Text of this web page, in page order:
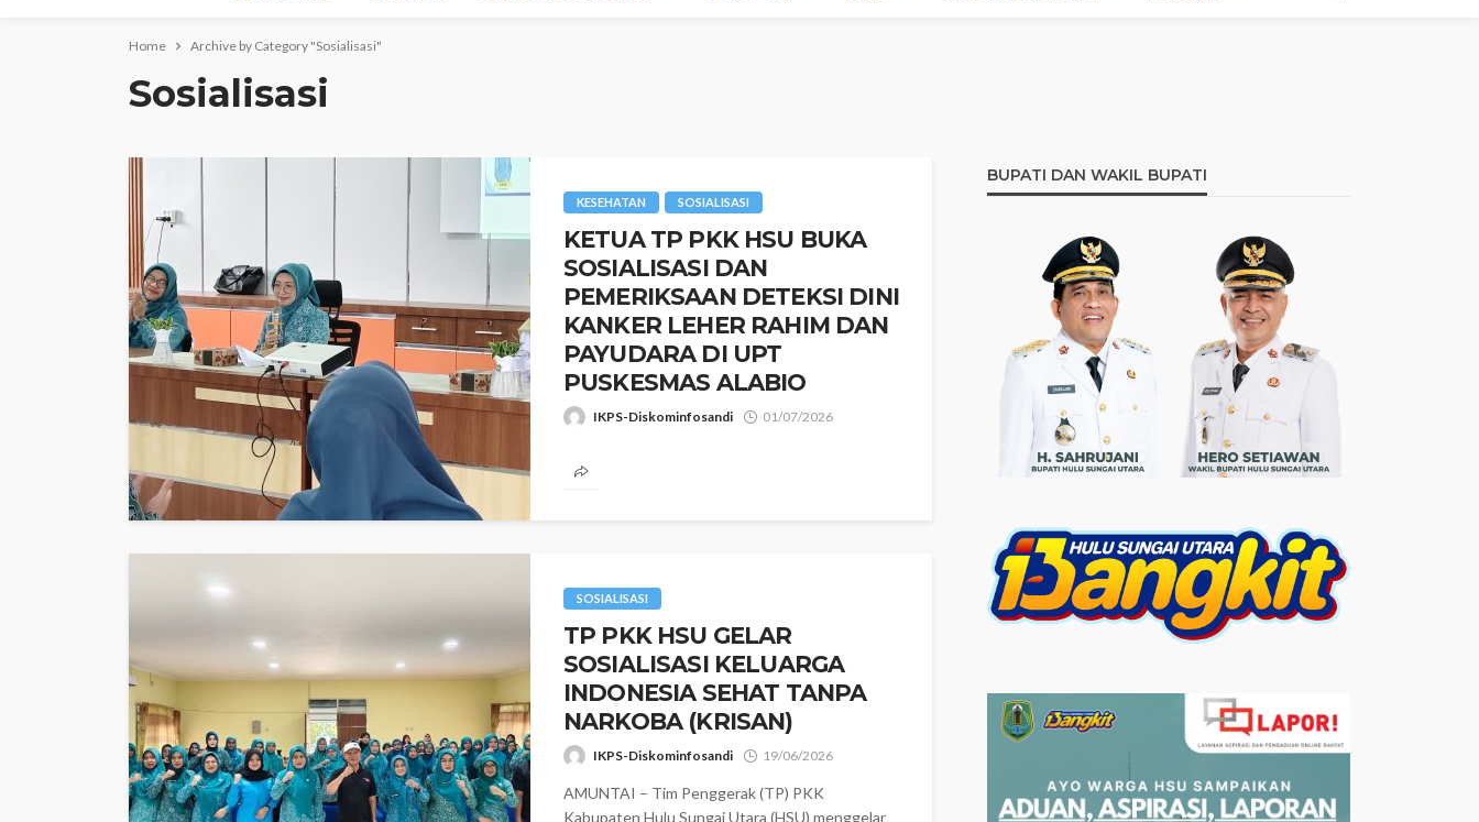
Home Archive by Category "Sosialisasi"
Sosialisasi
KESEHATAN SOSIALISASI
KETUA TP PKK HSU BUKA
SOSIALISASI DAN
PEMERIKSAAN DETEKSI DINI
KANKER LEHER RAHIM DAN
PAYUDARA DI UPT
PUSKESMAS ALABIO
IKPS-Diskominfosandi 01/07/2026
Pemberdayaan dan Kesejahteraan Keluarga (TP
Murniati Sahrujani menyampaikan...
SOSIALISASI
‎TP PKK HSU GELAR
SOSIALISASI KELUARGA
INDONESIA SEHAT TANPA
NARKOBA (KRISAN)
IKPS-Diskominfosandi 19/06/2026
AMUNTAI – Tim Penggerak (TP) PKK
Kabupaten Hulu Sungai Utara (HSU) menggelar
BUPATI DAN WAKIL BUPATI